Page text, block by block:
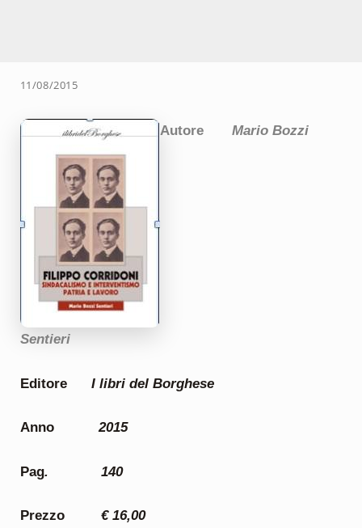
11/08/2015
Autore Mario Bozzi
Sentieri
Editore I libri del Borghese
Anno2015
Pag. 140
Prezzo € 16,00